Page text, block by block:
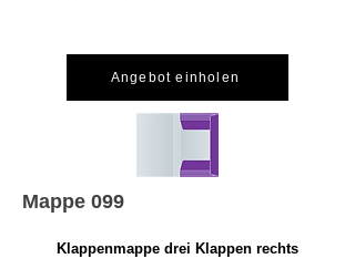
Angebot einholen
Mappe 099
Klappenmappe drei Klappen rechts